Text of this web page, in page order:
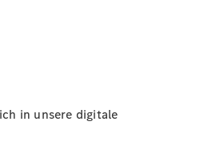
in unsere digitale